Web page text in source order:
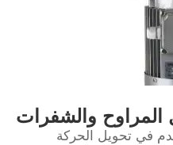
والشفرات
في تحويل الحركة